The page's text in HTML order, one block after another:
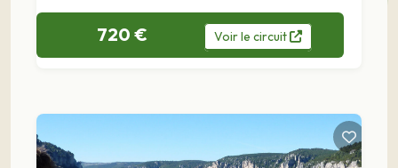
720 € Voirle circuit